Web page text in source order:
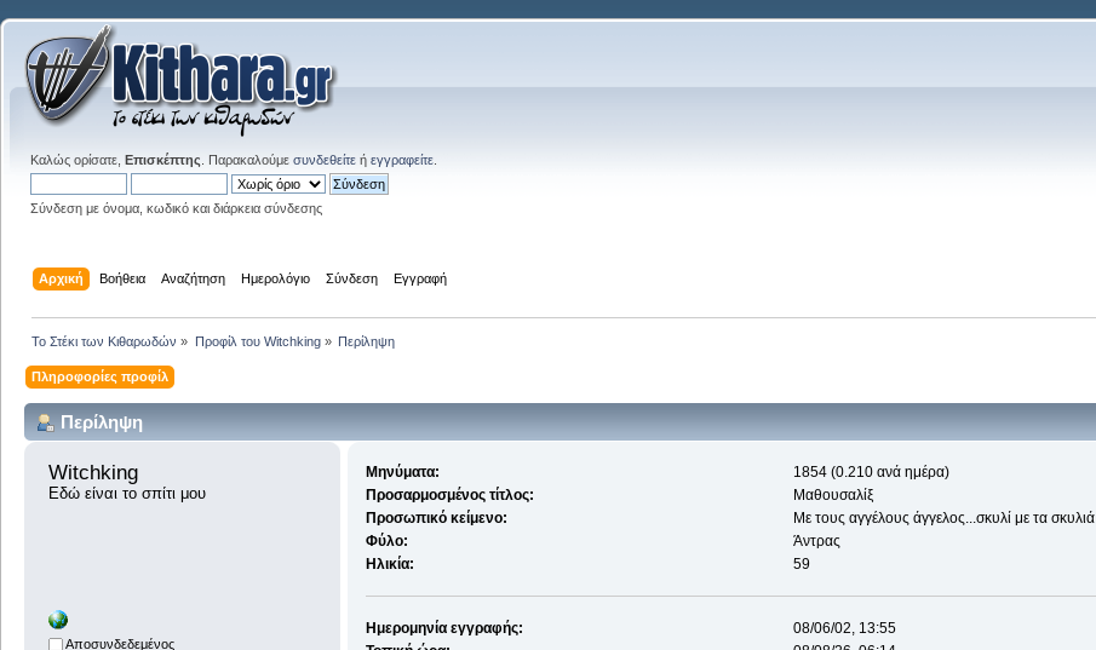
Καλώς ορίσατε, Επισκέπτης . Παρακαλούμε συνδεθείτε ή εγγραφείτε
Σύνδεση με όνομα, κωδικό και διάρκεια σύνδεσης
Αρχική Βοήθεια Αναζήτηση Ημερολόγιο Σύνδεση Εγγραφή
Το Στέκι των Κιθαρωδών » Προφίλ του Witchking» Περίληψη
Πληροφορίες προφίλ
Περίληψη
Witchking
Εδώ είναι το σπίτι μου
Αποσυνδεδεμένος
Μηνύματα:
1854 (0.210 ανά ημέρα)
Προσαρμοσμένος τίτλος:
Μαθουσαλίξ
Προσωπικό κείμενο:
Με τους αγγέλους άγγελος...σκυλί με τα σκυλιά
Φύλο:
Άντρας
Ηλικία:
59
Ημερομηνία εγγραφής:
08/06/02, 13:55